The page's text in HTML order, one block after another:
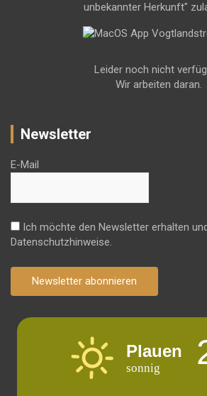
unbekannter Herkunft"
Leider noch nicht
Wir arbeiten daran.
Newsletter
E-Mail
Ich möchte den Newsletter erhalten
Datenschutzhinweise.
Newsletter abonnieren
Plauen
sonnig